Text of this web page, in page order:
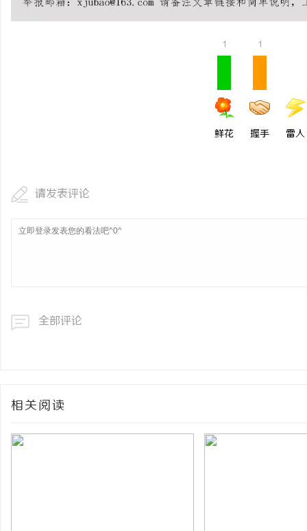
1
鲜花
1
握手 雷人
请发表评论
全部评论
相关阅读